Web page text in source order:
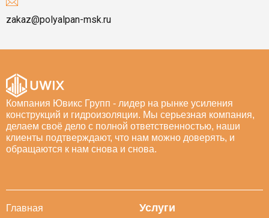
zakaz@polyalpan-msk.ru
Компания Ювикс Групп - лидер на рынке усиления
конструкций и гидроизоляции. Мы серьезная компания,
делаем своё дело с полной ответственностью, наши
клиенты подтверждают, что нам можно доверять, и
обращаются к нам снова и снова.
Главная
Услуги